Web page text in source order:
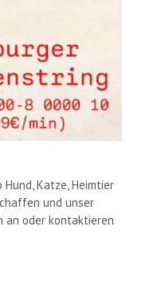
Katze, Heimtier
und unser
an oder kontaktieren